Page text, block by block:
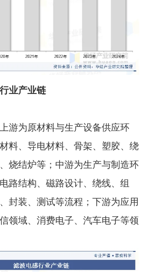
业产业链
游为原材料与生产设备供应环
料、导电材料、骨架、塑胶、绕
烧结炉等；中游为生产与制造环
路结构、磁路设计、绕线、组
封装、测试等流程；下游为应用
领域、消费电子、汽车电子等领